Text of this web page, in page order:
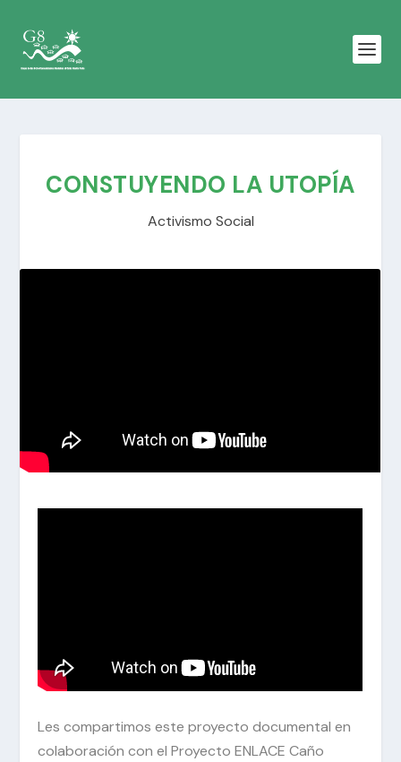
CONSTUYENDO LA UTOPÍA
Activismo Social
Les compartimos este proyecto documental en
colaboración con el Proyecto ENLACE Caño